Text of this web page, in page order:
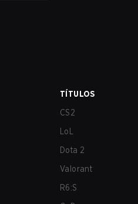
TÍTULOS
CS2
LoL
Dota 2
Valorant
R6:S